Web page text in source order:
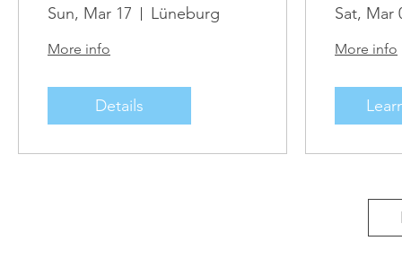
Sun, Mar 17 Lüneburg
More info
Details
Sat, Mar
More info